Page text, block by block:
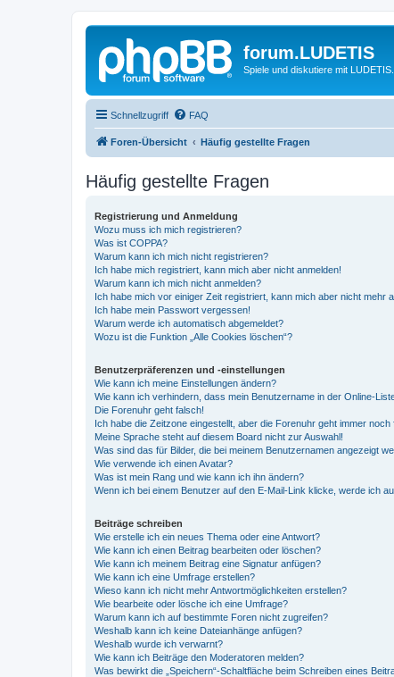
forum.LUDETIS
Spiele und diskutiere mit LUDETIS.
Schnellzugriff FAQ
Foren-Übersicht Häufig gestellte Fragen
Häufig gestellte Fragen
Registrierung und Anmeldung
Wozu muss ich mich registrieren?
Was ist COPPA?
Warum kann ich mich nicht registrieren?
Ich habe mich registriert, kann mich aber nicht anmelden!
Warum kann ich mich nicht anmelden?
Ich habe mich vor einiger Zeit registriert, kann mich aber nicht mehr
Ich habe mein Passwort vergessen!
Warum werde ich automatisch abgemeldet?
Wozu ist die Funktion „Alle Cookies löschen“?
Benutzerpräferenzen und -einstellungen
Wie kann ich meine Einstellungen ändern?
Wie kann ich verhindern, dass mein Benutzername in der Online-
Die Forenuhr geht falsch!
Ich habe die Zeitzone eingestellt, aber die Forenuhr geht immer noch
Meine Sprache steht auf diesem Board nicht zur Auswahl!
Was sind das für Bilder, die bei meinem Benutzernamen angezeigt
Wie verwende ich einen Avatar?
Was ist mein Rang und wie kann ich ihn ändern?
Wenn ich bei einem Benutzer auf den E-Mail-Link klicke, werde ich
Beiträge schreiben
Wie erstelle ich ein neues Thema oder eine Antwort?
Wie kann ich einen Beitrag bearbeiten oder löschen?
Wie kann ich meinem Beitrag eine Signatur anfügen?
Wie kann ich eine Umfrage erstellen?
Wieso kann ich nicht mehr Antwortmöglichkeiten erstellen?
Wie bearbeite oder lösche ich eine Umfrage?
Warum kann ich auf bestimmte Foren nicht zugreifen?
Weshalb kann ich keine Dateianhänge anfügen?
Weshalb wurde ich verwarnt?
Wie kann ich Beiträge den Moderatoren melden?
Was bewirkt die „Speichern“-Schaltfläche beim Schreiben eines